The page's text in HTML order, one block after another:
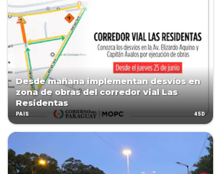
Desde mañana implementan desvíos en
zona de obras del corredor vial Las
Residentas
PAÍS 45D